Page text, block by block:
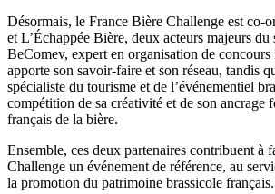
Désormais, le France Bière Challenge est co-
et L’Échappée Bière, deux acteurs majeurs du
BeComev, expert en organisation de
apporte son savoir-faire et son réseau, tandis
spécialiste du tourisme et de l’événementiel
compétition de sa créativité et de son ancrage
français de la bière.
Ensemble, ces deux partenaires contribuent à
Challenge un événement de référence, au
la promotion du patrimoine brassicole français.